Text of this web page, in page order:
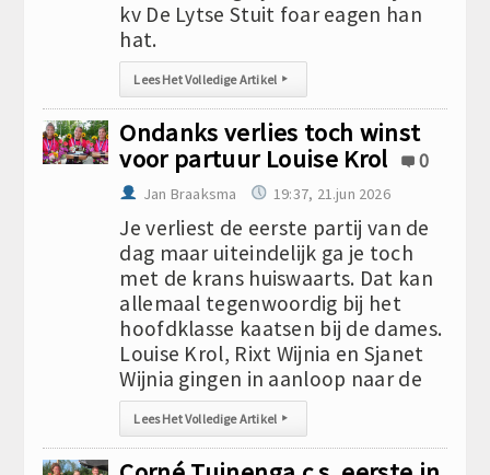
kv De Lytse Stuit foar eagen han
hat.
Lees Het Volledige Artikel ▸
Ondanks verlies toch winst
voor partuur Louise Krol
0
Jan Braaksma 19:37, 21.jun 2026
Je verliest de eerste partij van de
dag maar uiteindelijk ga je toch
met de krans huiswaarts. Dat kan
allemaal tegenwoordig bij het
hoofdklasse kaatsen bij de dames.
Louise Krol, Rixt Wijnia en Sjanet
Wijnia gingen in aanloop naar de
Lees Het Volledige Artikel ▸